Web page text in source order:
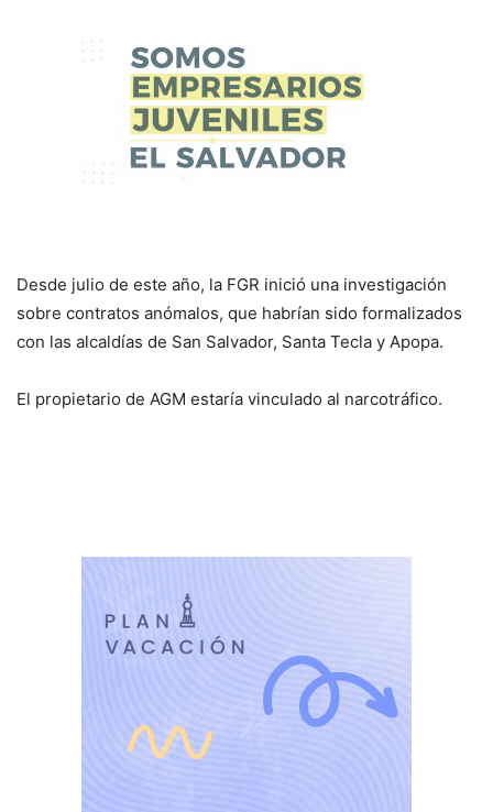
Desde julio de este año, la FGR inició una investigación
sobre contratos anómalos, que habrían sido formalizados
con las alcaldías de San Salvador, Santa Tecla y Apopa.
El propietario de AGM estaría vinculado al narcotráfico.